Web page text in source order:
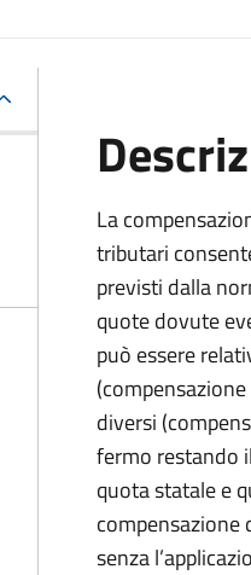
La
tributari
previsti dalla
quote dovute
può essere
diversi
fermo restando
quota statale e
compensazione
senza